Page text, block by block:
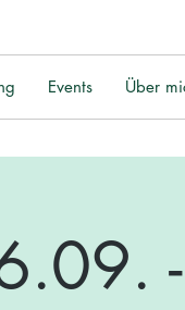
Events Über
-